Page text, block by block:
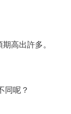
高出許多。
同呢？